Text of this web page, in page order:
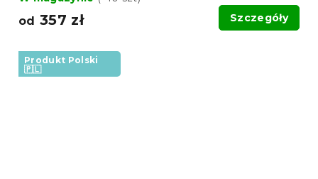
od 357 zł Szczegóły
Produkt Polski
🇵🇱